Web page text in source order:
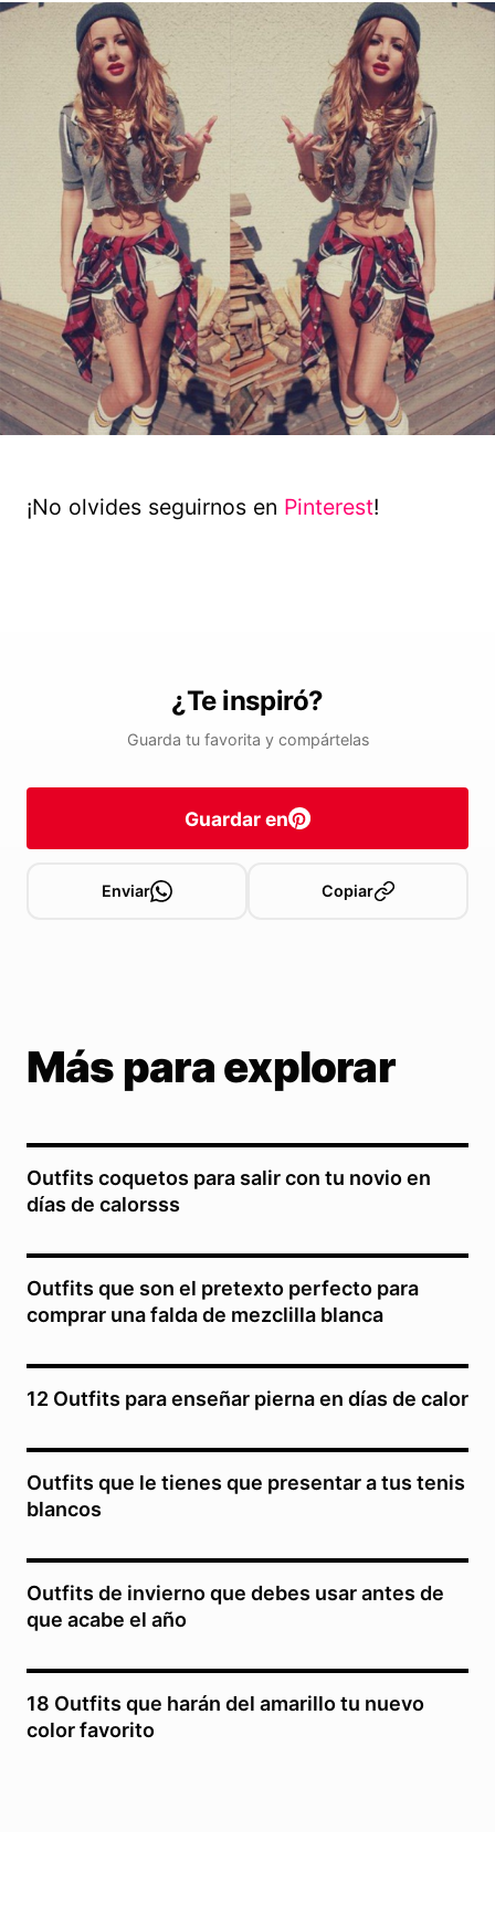
¡No olvides seguirnos en Pinterest!
¿Te inspiró?
Guarda tu favorita y compártelas
Guardar en
Enviar Copiar
Más para explorar
Outfits coquetos para salir con tu novio en
días de calorsss
Outfits que son el pretexto perfecto para
comprar una falda de mezclilla blanca
12 Outfits para enseñar pierna en días de calor
Outfits que le tienes que presentar a tus tenis
blancos
Outfits de invierno que debes usar antes de
que acabe el año
18 Outfits que harán del amarillo tu nuevo
color favorito